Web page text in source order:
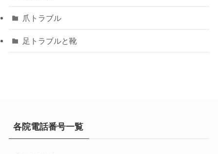
爪トラブル
足トラブルと靴
各院電話番号一覧